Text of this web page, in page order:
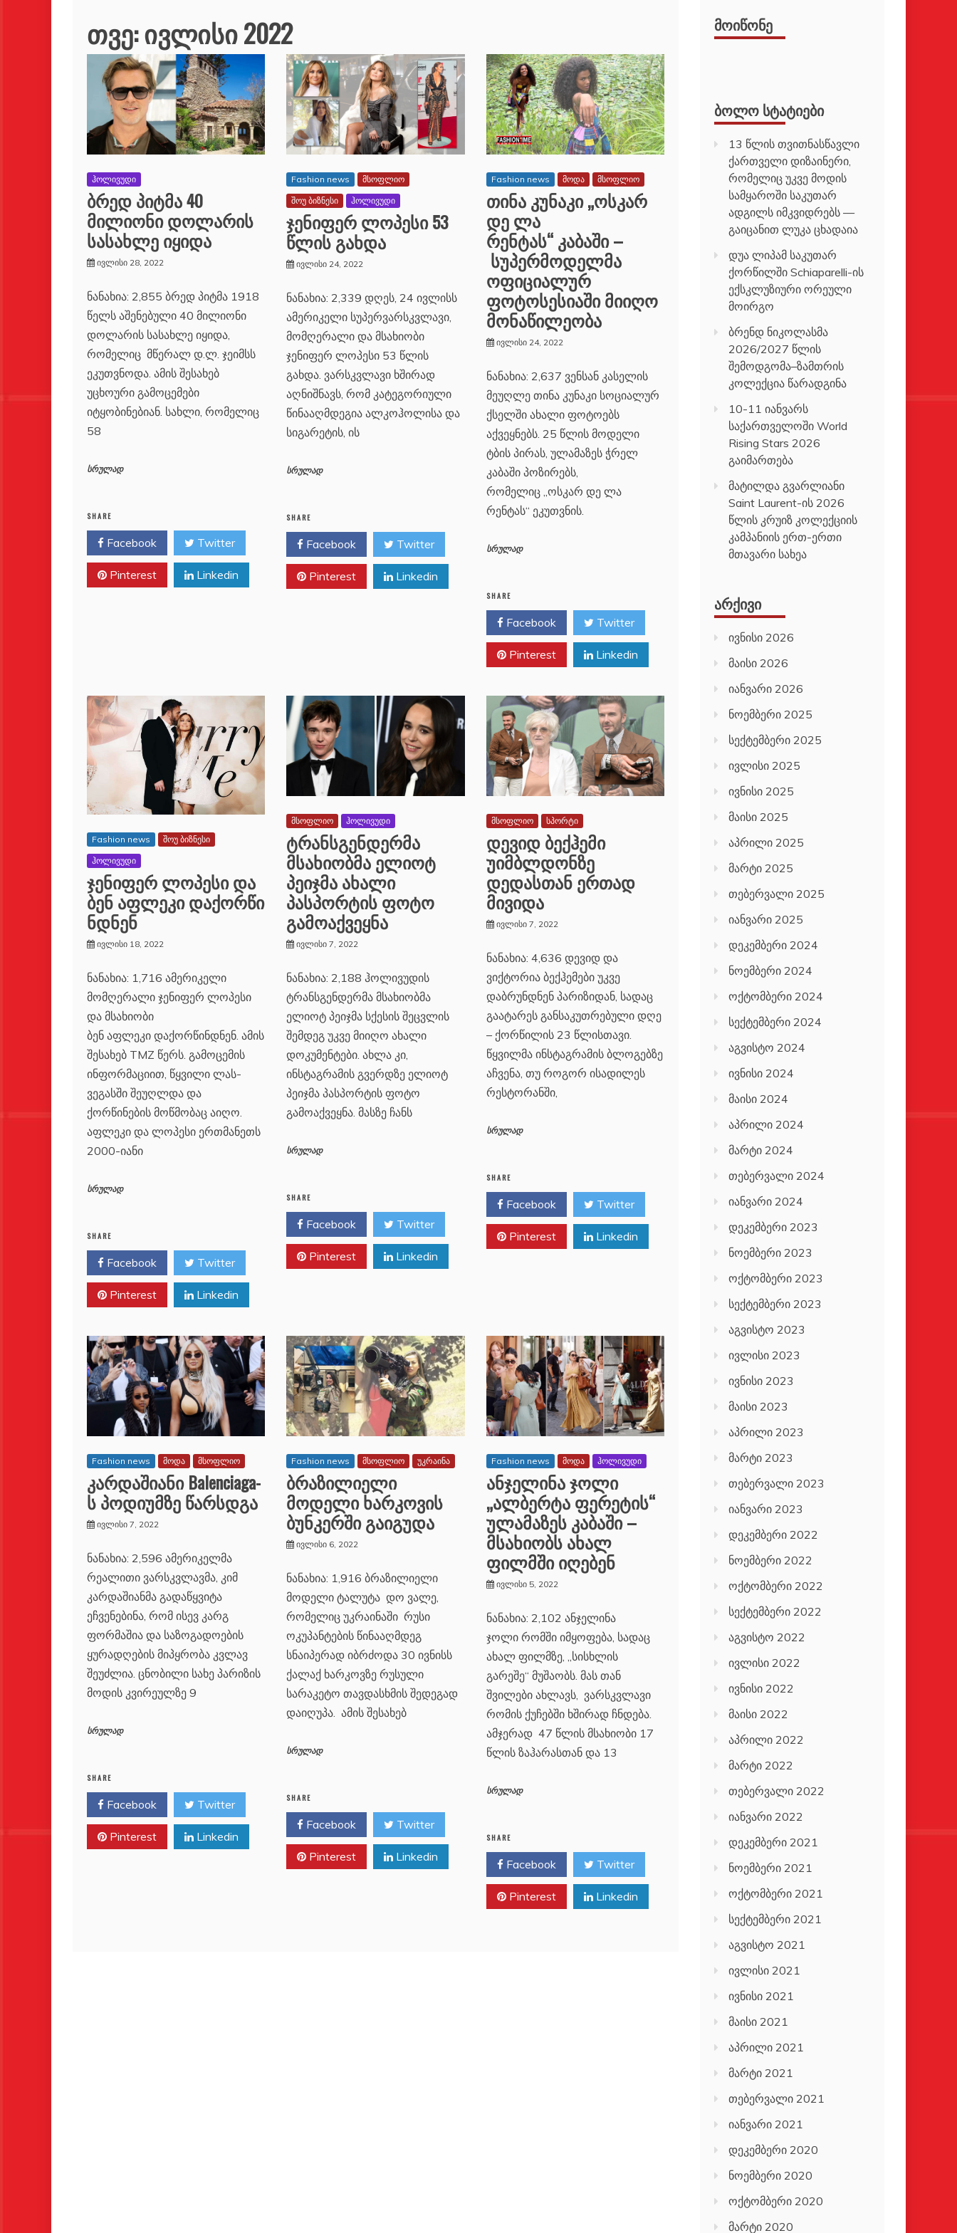
თვე:ივლისი 2022
ჰოლივუდი
ბრედ პიტმა 40
მილიონი დოლარის
სასახლე იყიდა
ივლისი 28, 2022
ნანახია: 2,855 ბრედ პიტმა 1918
წელს აშენებული 40 მილიონი
დოლარის სასახლე იყიდა,
რომელიც მწერალ დ.ლ. ჯეიმსს
ეკუთვნოდა. ამის შესახებ
უცხოური გამოცემები
იტყობინებიან. სახლი, რომელიც
58
სრულად
SHARE
Facebook Twitter
Pinterest Linkedin
Fashion news
მსოფლიო
შოუ ბიზნესი
ჰოლივუდი
ჯენიფერ ლოპესი 53
წლის გახდა
ივლისი 24, 2022
ნანახია: 2,339 დღეს, 24 ივლისს
ამერიკელი სუპერვარსკვლავი,
მომღერალი და მსახიობი
ჯენიფერ ლოპესი 53 წლის
გახდა. ვარსკვლავი ხშირად
აღნიშნავს, რომ კატეგორიული
წინააღმდეგია ალკოჰოლისა და
სიგარეტის, ის
სრულად
SHARE
Facebook Twitter
Pinterest Linkedin
Fashion news მოდა მსოფლიო
თინა კუნაკი „ოსკარ
დე ლა
რენტას“ კაბაში –
სუპერმოდელმა
ოფიციალურ
ფოტოსესიაში მიიღო
მონაწილეობა
ივლისი 24, 2022
ნანახია: 2,637 ვენსან კასელის
მეუღლე თინა კუნაკი სოციალურ
ქსელში ახალი ფოტოებს
აქვეყნებს. 25 წლის მოდელი
ტბის პირას, ულამაზეს ჭრელ
კაბაში პოზირებს,
რომელიც „ოსკარ დე ლა
რენტას“ ეკუთვნის.
სრულად
SHARE
Facebook Twitter
Pinterest Linkedin
Fashion news
შოუ ბიზნესი
ჰოლივუდი
ჯენიფერ ლოპესი და
ბენ აფლეკი დაქორწი
ნდნენ
ივლისი 18, 2022
ნანახია: 1,716 ამერიკელი
მომღერალი ჯენიფერ ლოპესი
და მსახიობი
ბენ აფლეკი დაქორწინდნენ. ამის
შესახებ TMZ წერს. გამოცემის
ინფორმაციით, წყვილი ლას-
ვეგასში შეუღლდა და
ქორწინების მოწმობაც აიღო.
აფლეკი და ლოპესი ერთმანეთს
2000-იანი
სრულად
SHARE
Facebook Twitter
Pinterest Linkedin
მსოფლიო ჰოლივუდი
ტრანსგენდერმა
მსახიობმა ელიოტ
პეიჯმა ახალი
პასპორტის ფოტო
გამოაქვეყნა
ივლისი 7, 2022
ნანახია: 2,188 ჰოლივუდის
ტრანსგენდერმა მსახიობმა
ელიოტ პეიჯმა სქესის შეცვლის
შემდეგ უკვე მიიღო ახალი
დოკუმენტები. ახლა კი,
ინსტაგრამის გვერდზე ელიოტ
პეიჯმა პასპორტის ფოტო
გამოაქვეყნა. მასზე ჩანს
სრულად
SHARE
Facebook Twitter
Pinterest Linkedin
მსოფლიო სპორტი
დევიდ ბექჰემი
უიმბლდონზე
დედასთან ერთად
მივიდა
ივლისი 7, 2022
ნანახია: 4,636 დევიდ და
ვიქტორია ბექჰემები უკვე
დაბრუნდნენ პარიზიდან, სადაც
გაატარეს განსაკუთრებული დღე
– ქორწილის 23 წლისთავი.
წყვილმა ინსტაგრამის ბლოგებზე
აჩვენა, თუ როგორ ისადილეს
რესტორანში,
სრულად
SHARE
Facebook Twitter
Pinterest Linkedin
Fashion news მოდა მსოფლიო
კარდაშიანი Balenciaga-
ს პოდიუმზე წარსდგა
ივლისი 7, 2022
ნანახია: 2,596 ამერიკელმა
რეალითი ვარსკვლავმა, კიმ
კარდაშიანმა გადაწყვიტა
ეჩვენებინა, რომ ისევ კარგ
ფორმაშია და საზოგადოების
ყურადღების მიპყრობა კვლავ
შეუძლია. ცნობილი სახე პარიზის
მოდის კვირეულზე 9
სრულად
SHARE
Facebook Twitter
Pinterest Linkedin
Fashion news მსოფლიო უკრაინა
ბრაზილიელი
მოდელი ხარკოვის
ბუნკერში გაიგუდა
ივლისი 6, 2022
ნანახია: 1,916 ბრაზილიელი
მოდელი ტალუტა დო ვალე,
რომელიც უკრაინაში რუსი
ოკუპანტების წინააღმდეგ
სნაიპერად იბრძოდა 30 ივნისს
ქალაქ ხარკოვზე რუსული
სარაკეტო თავდასხმის შედეგად
დაიღუპა. ამის შესახებ
სრულად
SHARE
Facebook Twitter
Pinterest Linkedin
Fashion news მოდა ჰოლივუდი
ანჯელინა ჯოლი
„ალბერტა ფერეტის“
ულამაზეს კაბაში –
მსახიობს ახალ
ფილმში იღებენ
ივლისი 5, 2022
ნანახია: 2,102 ანჯელინა
ჯოლი რომში იმყოფება, სადაც
ახალ ფილმზე, „სისხლის
გარეშე“ მუშაობს. მას თან
შვილები ახლავს, ვარსკვლავი
რომის ქუჩებში ხშირად ჩნდება.
ამჯერად 47 წლის მსახიობი 17
წლის ზაჰარასთან და 13
სრულად
SHARE
Facebook Twitter
Pinterest Linkedin
ᲛᲝᲘᲬᲝᲜᲔ
ᲑᲝᲚᲝ ᲡᲢᲐᲢᲘᲔᲑᲘ
13 წლის თვითნასწავლი
ქართველი დიზაინერი,
რომელიც უკვე მოდის
სამყაროში საკუთარ
ადგილს იმკვიდრებს —
გაიცანით ლუკა ცხადაია
დუა ლიპამ საკუთარ
ქორწილში Schiaparelli-ის
ექსკლუზიური ორეული
მოირგო
ბრენდ ნიკოლასმა
2026/2027 წლის
შემოდგომა–ზამთრის
კოლექცია წარადგინა
10-11 იანვარს
საქართველოში World
Rising Stars 2026
გაიმართება
მატილდა გვარლიანი
Saint Laurent-ის 2026
წლის კრუიზ კოლექციის
კამპანიის ერთ-ერთი
მთავარი სახეა
ᲐᲠᲥᲘᲕᲘ
ივნისი 2026
მაისი 2026
იანვარი 2026
ნოემბერი 2025
სექტემბერი 2025
ივლისი 2025
ივნისი 2025
მაისი 2025
აპრილი 2025
მარტი 2025
თებერვალი 2025
იანვარი 2025
დეკემბერი 2024
ნოემბერი 2024
ოქტომბერი 2024
სექტემბერი 2024
აგვისტო 2024
ივნისი 2024
მაისი 2024
აპრილი 2024
მარტი 2024
თებერვალი 2024
იანვარი 2024
დეკემბერი 2023
ნოემბერი 2023
ოქტომბერი 2023
სექტემბერი 2023
აგვისტო 2023
ივლისი 2023
ივნისი 2023
მაისი 2023
აპრილი 2023
მარტი 2023
თებერვალი 2023
იანვარი 2023
დეკემბერი 2022
ნოემბერი 2022
ოქტომბერი 2022
სექტემბერი 2022
აგვისტო 2022
ივლისი 2022
ივნისი 2022
მაისი 2022
აპრილი 2022
მარტი 2022
თებერვალი 2022
იანვარი 2022
დეკემბერი 2021
ნოემბერი 2021
ოქტომბერი 2021
სექტემბერი 2021
აგვისტო 2021
ივლისი 2021
ივნისი 2021
მაისი 2021
აპრილი 2021
მარტი 2021
თებერვალი 2021
იანვარი 2021
დეკემბერი 2020
ნოემბერი 2020
ოქტომბერი 2020
მარტი 2020